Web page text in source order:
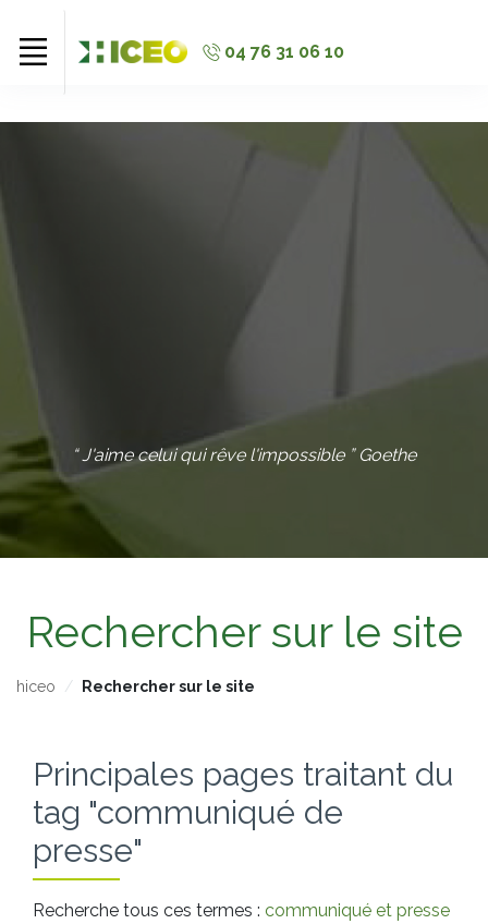
04 76 31 06 10
“ J'aime celui qui rêve l'impossible ” Goethe
Rechercher sur le site
hiceo Rechercher sur le site
Principales pages traitant du
tag "communiqué de
presse"
Recherche tous ces termes : communiqué et presse